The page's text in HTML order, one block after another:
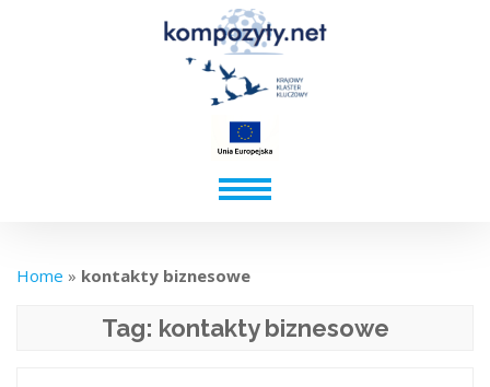
Home » kontakty biznesowe
Tag: kontakty biznesowe